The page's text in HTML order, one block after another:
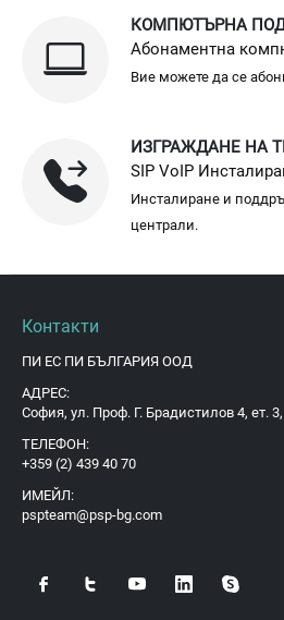
КОМПЮТЪРНА
Абонаментна
Вие можете да се
ИЗГРАЖДАНЕ НА
SIP VoIP
Инсталиране и
централи.
Контакти
ПИ ЕС ПИ БЪЛГАРИЯ ООД
АДРЕС:
София, ул. Проф. Г. Брадистилов 4, ет.
ТЕЛЕФОН:
+359 (2) 439 40 70
ИМЕЙЛ:
pspteam@psp-bg.com